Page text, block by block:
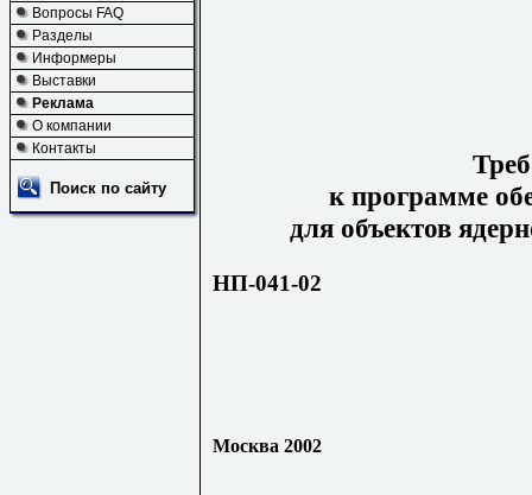
Вопросы FAQ
Разделы
Информеры
Выставки
Реклама
О компании
Контакты
Поиск по сайту
к программе
для объектов
НП-041-02
Москва 2002